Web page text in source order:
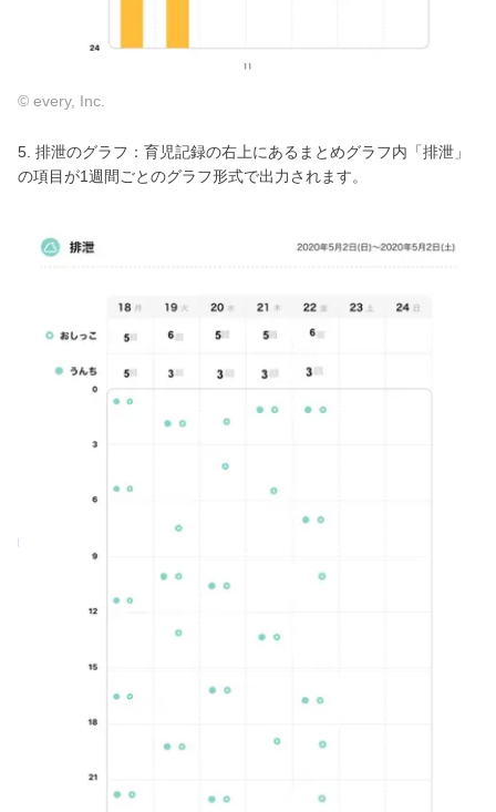
© every, Inc.
5. 排泄のグラフ：育児記録の右上にあるまとめグラフ内「排泄」
の項目が1週間ごとのグラフ形式で出力されます。